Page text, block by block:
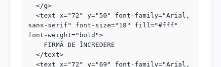
sans-serif" font-size="18" fill="#fff"
font-weight="bold">